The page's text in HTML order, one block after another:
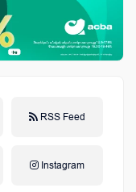
RSS Feed
Instagram